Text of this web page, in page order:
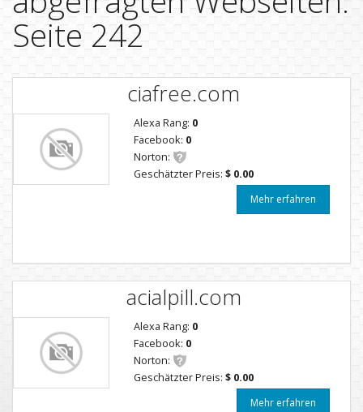
Seite 242
ciafree.com
Alexa Rang: 0
Facebook: 0
Norton:
Geschätzter Preis: $ 0.00
Mehr erfahren
acialpill.com
Alexa Rang: 0
Facebook: 0
Norton:
Geschätzter Preis: $ 0.00
Mehr erfahren